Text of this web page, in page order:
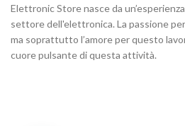
Elettronic Store nasce da
settore dell'elettronica. La passione
ma soprattutto l’amore per questo
cuore pulsante di questa attività.